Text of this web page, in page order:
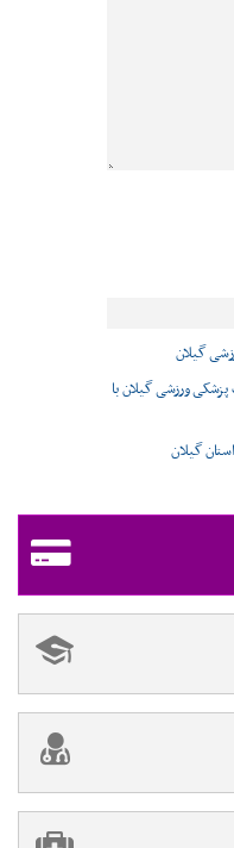
گیلان
ورزشی گیلان با